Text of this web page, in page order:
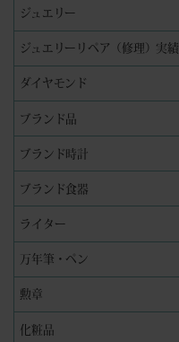
ジュエリー
ジュエリーリペア（修理）実績
ダイヤモンド
ブランド品
ブランド時計
ブランド食器
ライター
万年筆・ペン
勲章
化粧品